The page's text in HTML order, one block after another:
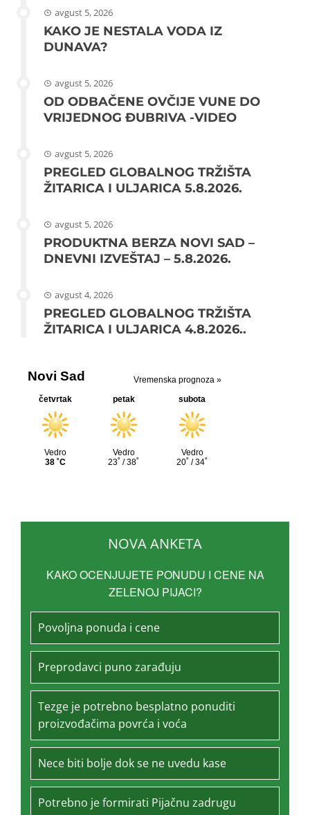
avgust 5, 2026
KAKO JE NESTALA VODA IZ
DUNAVA?
avgust 5, 2026
OD ODBAČENE OVČIJE VUNE DO
VRIJEDNOG ĐUBRIVA -VIDEO
avgust 5, 2026
PREGLED GLOBALNOG TRŽIŠTA
ŽITARICA I ULJARICA 5.8.2026.
avgust 5, 2026
PRODUKTNA BERZA NOVI SAD –
DNEVNI IZVEŠTAJ – 5.8.2026.
avgust 4, 2026
PREGLED GLOBALNOG TRŽIŠTA
ŽITARICA I ULJARICA 4.8.2026..
NOVA ANKETA
KAKO OCENJUJETE PONUDU I CENE NA
ZELENOJ PIJACI?
Povoljna ponuda i cene
Preprodavci puno zarađuju
Tezge je potrebno besplatno ponuditi
proizvođačima povrća i voća
Nece biti bolje dok se ne uvedu kase
Potrebno je formirati Pijačnu zadrugu